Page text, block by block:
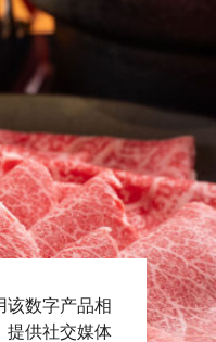
该数字产品相
提供社交媒体